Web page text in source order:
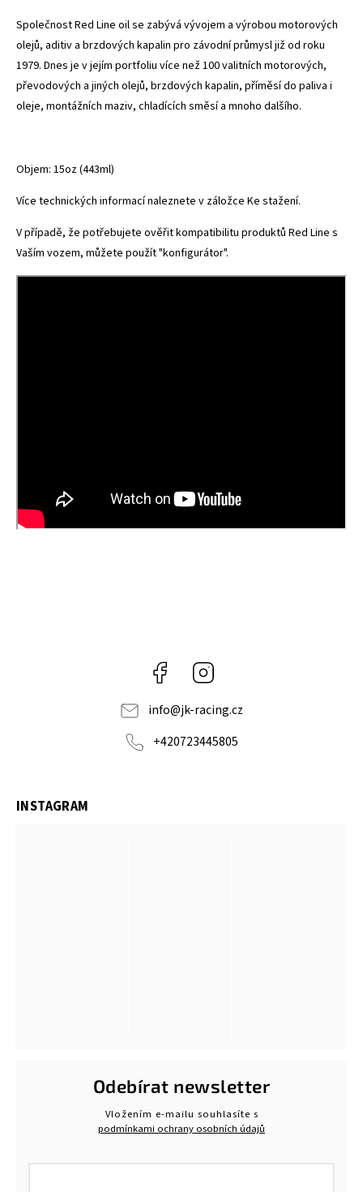
Společnost Red Line oil se zabývá vývojem a výrobou motorových
olejů, aditiv a brzdových kapalin pro závodní průmysl již od roku
1979. Dnes je v jejím portfoliu více než 100 valitních motorových,
převodových a jiných olejů, brzdových kapalin, příměsí do paliva i
oleje, montážních maziv, chladících směsí a mnoho dalšího.
Objem: 15oz (443ml)
Více technických informací naleznete v záložce Ke stažení.
V případě, že potřebujete ověřit kompatibilitu produktů Red Line s
Vaším vozem, můžete použít"konfigurátor".
Facebook
info@jk-racing.cz
+420723445805
INSTAGRAM
Odebírat newsletter
Vložením e-mailu souhlasíte s
podmínkami ochrany osobních údajů